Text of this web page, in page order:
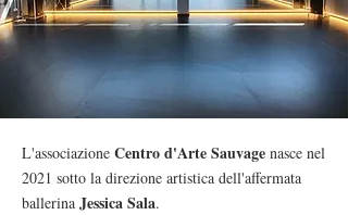
L'associazione Centro d'Arte Sauvage nasce nel
2021 sotto la direzione artistica dell'affermata
ballerina Jessica Sala.